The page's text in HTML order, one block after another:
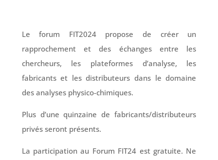
Le forum FIT2024 propose de créer un
rapprochement et des échanges entre les
chercheurs, les plateformes d’analyse, les
fabricants et les distributeurs dans le domaine
des analyses physico-chimiques.
Plus d’une quinzaine de fabricants/distributeurs
privés seront présents.
La participation au Forum FIT24 est gratuite. Ne